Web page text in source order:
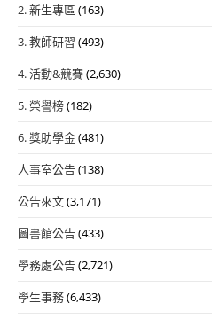
2. 新生專區 (163)
3. 教師研習 (493)
4. 活動&競賽(2,630)
5. 榮譽榜(182)
6. 獎助學金(481)
人事室公告(138)
公告來文(3,171)
圖書館公告(433)
學務處公告(2,721)
學生事務(6,433)